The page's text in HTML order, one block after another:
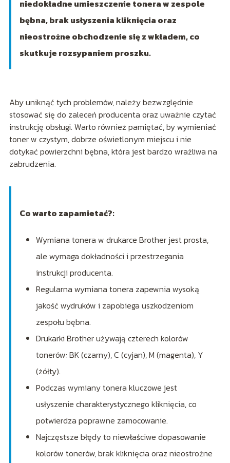
niedokładne umieszczenie tonera w zespole
bębna, brak usłyszenia kliknięcia oraz
nieostrożne obchodzenie się z wkładem, co
skutkuje rozsypaniem proszku.
Aby uniknąć tych problemów, należy bezwzględnie
stosować się do zaleceń producenta oraz uważnie czytać
instrukcję obsługi. Warto również pamiętać, by wymieniać
toner w czystym, dobrze oświetlonym miejscu i nie
dotykać powierzchni bębna, która jest bardzo wrażliwa na
zabrudzenia.
Co warto zapamietać?:
Wymiana tonera w drukarce Brother jest prosta,
ale wymaga dokładności i przestrzegania
instrukcji producenta.
Regularna wymiana tonera zapewnia wysoką
jakość wydruków i zapobiega uszkodzeniom
zespołu bębna.
Drukarki Brother używają czterech kolorów
tonerów: BK (czarny), C (cyjan), M (magenta), Y
(żółty).
Podczas wymiany tonera kluczowe jest
usłyszenie charakterystycznego kliknięcia, co
potwierdza poprawne zamocowanie.
Najczęstsze błędy to niewłaściwe dopasowanie
kolorów tonerów, brak kliknięcia oraz nieostrożne